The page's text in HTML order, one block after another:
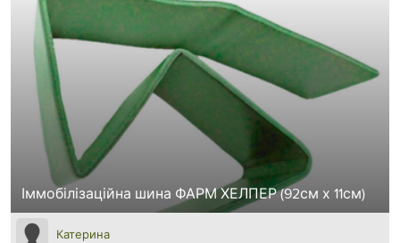
Іммобілізаційна шина ФАРМ ХЕЛПЕР (92см х 11см)
Катерина